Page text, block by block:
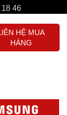
46
HỆ MUA
HÀNG